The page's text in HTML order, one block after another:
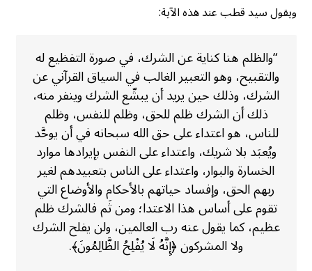
ويقول سيد قطب عند هذه الآية:
“والظلم هنا كناية عن الشرك، في صورة التفظيع له
والتقبيح، وهو التعبير الغالب في السياق القرآني عن
الشرك، وذلك حين يريد أن يبشّع الشرك وينفر منه،
ذلك أن الشرك ظلم للحق، وظلم للنفس، وظلم
للناس، هو اعتداء على حق الله سبحانه في أن يوحَّد
ويُعبَد بلا شريك، واعتداء على النفس بإيرادها موارد
الخسارة والبوار، واعتداء على الناس بتعبيدهم لغير
ربهم الحق، وإفساد حياتهم بالأحكام والأوضاع التي
تقوم على أساس هذا الاعتدا؛ ومن ثَم فالشرك ظلم
عظيم، كما يقول عنه رب العالمين، ولن يفلح الشرك
ولا المشركون ﴿إِنَّهُ لَا يُفْلِحُ الظَّالِمُونَ﴾.